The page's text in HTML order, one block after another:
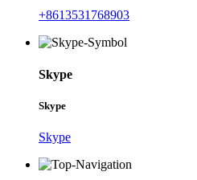
+8613531768903
Skype
Skype
Skype